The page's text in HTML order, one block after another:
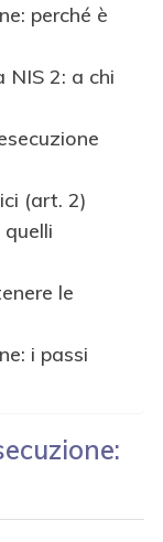
perché è
NIS 2: a chi
(art. 2)
le
i passi